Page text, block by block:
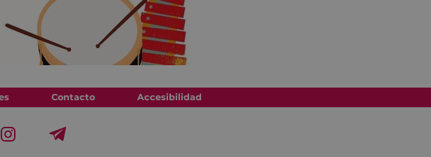
Contacto Accesibilidad